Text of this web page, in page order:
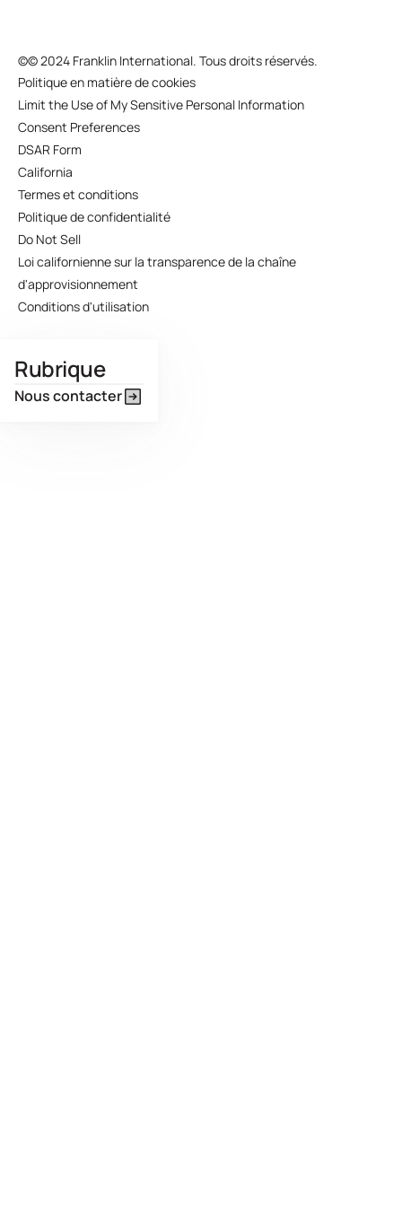
©© 2024 Franklin International. Tous droits réservés.
Politique en matière de cookies
Limit the Use of My Sensitive Personal Information
Consent Preferences
DSAR Form
California
Termes et conditions
Politique de confidentialité
Do Not Sell
Loi californienne sur la transparence de la chaîne
d'approvisionnement
Conditions d'utilisation
Rubrique
Nous contacter